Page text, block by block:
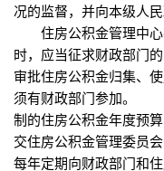
况的监督，并向本级人
住房公积金管理中心
时，应当征求财政部
审批住房公积金归集、
须有财政部门参加。
制的住房公积金年度预
交住房公积金管理委
每年定期向财政部门和